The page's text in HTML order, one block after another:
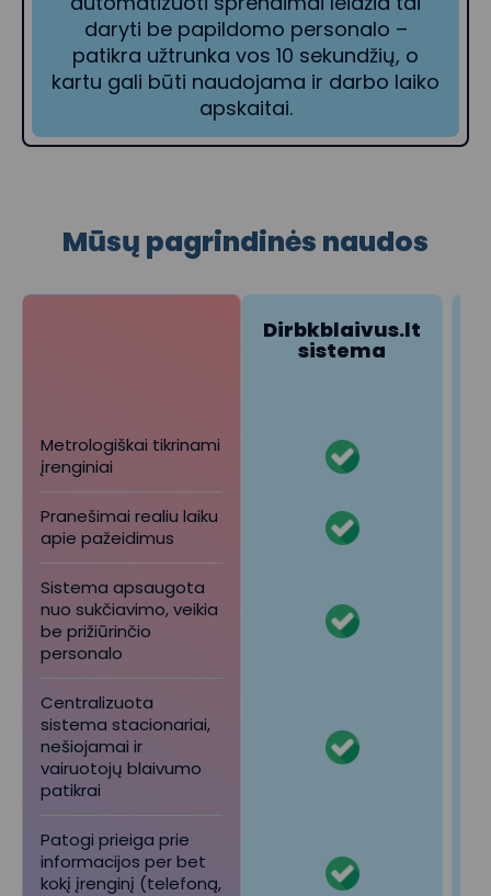
daryti be papildomo personalo –
patikra užtrunka vos 10 sekundžių, o
kartu gali būti naudojama ir darbo laiko
apskaitai.
Mūsų pagrindinės naudos
Metrologiškai tikrinami
įrenginiai
Pranešimai realiu laiku
apie pažeidimus
Sistema apsaugota
nuo sukčiavimo, veikia
be prižiūrinčio
personalo
Centralizuota
sistema stacionariai,
nešiojamai ir
vairuotojų blaivumo
patikrai
Patogi prieiga prie
informacijos per bet
kokį įrenginį (telefoną,
Dirbkblaivus.lt
sistema